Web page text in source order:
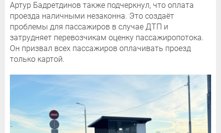
Артур Бадретдинов также подчеркнул, что оплата
проезда наличными незаконна. Это создаёт
проблемы для пассажиров в случае ДТП и
затрудняет перевозчикам оценку пассажиропотока.
Он призвал всех пассажиров оплачивать проезд
только картой.